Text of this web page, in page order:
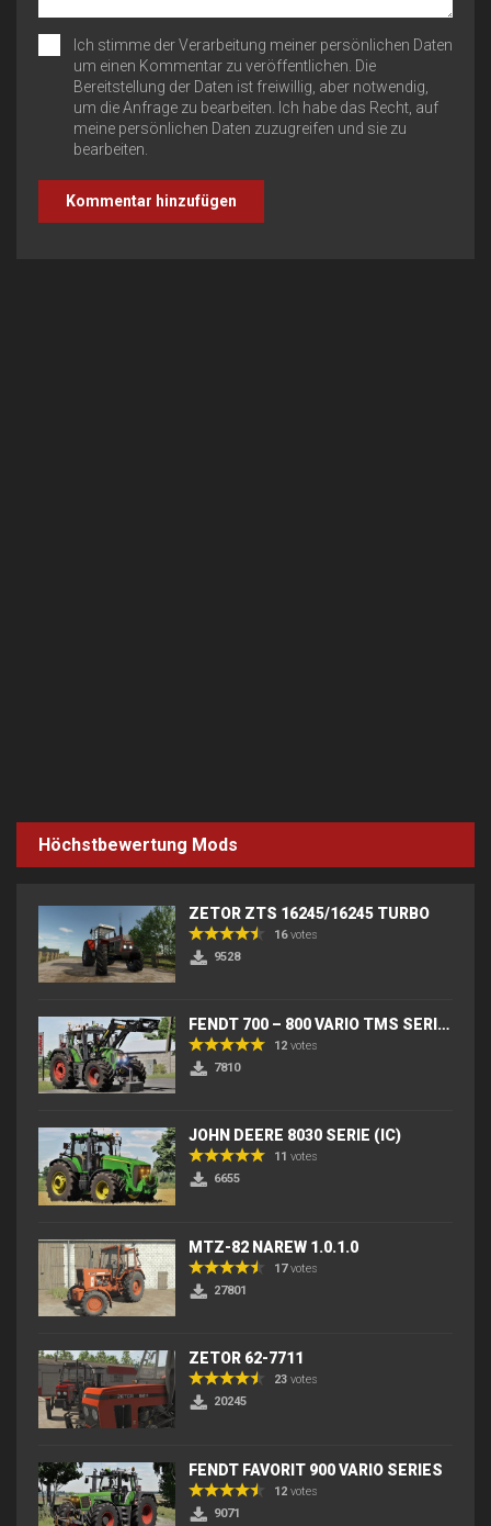
Ich stimme der Verarbeitung meiner persönlichen Daten
um einen Kommentar zu veröffentlichen. Die
Bereitstellung der Daten ist freiwillig, aber notwendig,
um die Anfrage zu bearbeiten. Ich habe das Recht, auf
meine persönlichen Daten zuzugreifen und sie zu
bearbeiten.
Höchstbewertung Mods
ZETOR ZTS 16245/16245 TURBO
16votes
9528
FENDT 700 – 800 VARIO TMS SERIES (IC) V2
12 votes
7810
JOHN DEERE 8030 SERIE (IC)
11 votes
6655
MTZ-82 NAREW 1.0.1.0
17votes
27801
ZETOR 62-7711
23 votes
20245
FENDT FAVORIT 900 VARIO SERIES
12 votes
9071